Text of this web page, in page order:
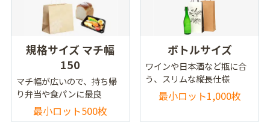
規格サイズ マチ幅
150
マチ幅が広いので、持ち帰
り弁当や食パンに最良
最小ロット500枚
ボトルサイズ
ワインや日本酒など瓶に合
う、スリムな縦長仕様
最小ロット1,000枚